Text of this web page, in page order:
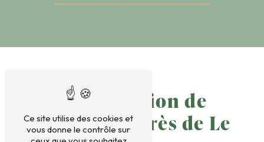
Organisation de
réceptions près de Le
Ce site utilise des cookies et
vous donne le contrôle sur